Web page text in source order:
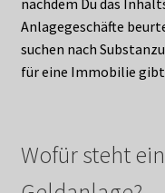
Anlagegeschäfte
suchen nach
für eine Immobilie
Wofür steht